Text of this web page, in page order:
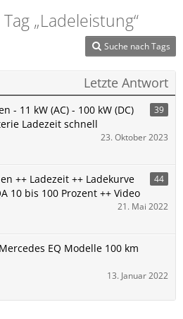
„Ladeleistung“
Suche nach Tags
Letzte Antwort
- 11 kW (AC) - 100 kW (DC)
Ladezeit schnell
39
23. Oktober 2023
++ Ladezeit ++ Ladekurve
10 bis 100 Prozent ++ Video
44
21. Mai 2022
EQ Modelle 100 km
13. Januar 2022